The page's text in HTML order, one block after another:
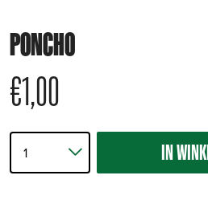
PONCHO
€1,00
IN